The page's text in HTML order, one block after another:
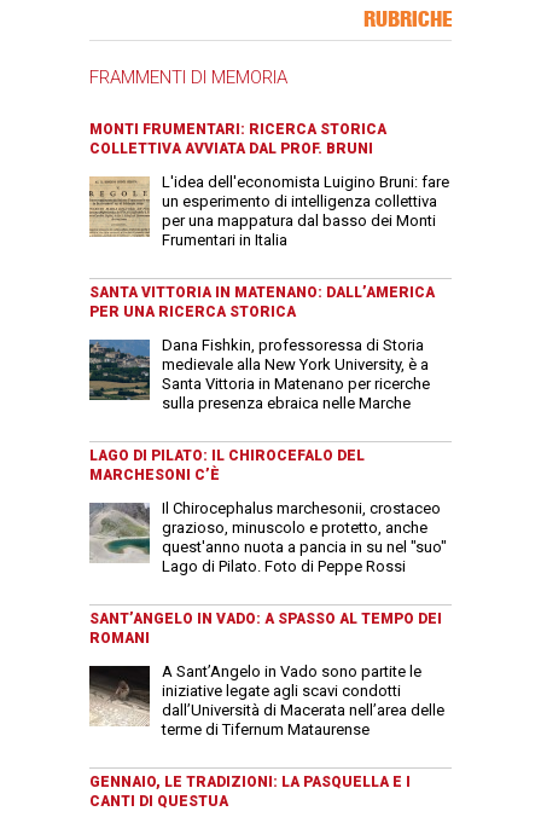
RUBRICHE
FRAMMENTI DI MEMORIA
MONTI FRUMENTARI: RICERCA STORICA
COLLETTIVA AVVIATA DAL PROF. BRUNI
L'idea dell'economista Luigino Bruni: fare
un esperimento di intelligenza collettiva
per una mappatura dal basso dei Monti
Frumentari in Italia
SANTA VITTORIA IN MATENANO: DALL’AMERICA
PER UNA RICERCA STORICA
Dana Fishkin, professoressa di Storia
medievale alla New York University, è a
Santa Vittoria in Matenano per ricerche
sulla presenza ebraica nelle Marche
LAGO DI PILATO: IL CHIROCEFALO DEL
MARCHESONI C’È
Il Chirocephalus marchesonii, crostaceo
grazioso, minuscolo e protetto, anche
quest'anno nuota a pancia in su nel "suo"
Lago di Pilato. Foto di Peppe Rossi
SANT’ANGELO IN VADO: A SPASSO AL TEMPO DEI
ROMANI
A Sant’Angelo in Vado sono partite le
iniziative legate agli scavi condotti
dall’Università di Macerata nell’area delle
terme di Tifernum Mataurense
GENNAIO, LE TRADIZIONI: LA PASQUELLA E I
CANTI DI QUESTUA